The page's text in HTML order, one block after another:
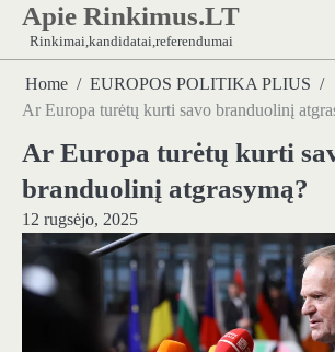
Skip
content
Apie Rinkimus.LT
Rinkimai,kandidatai,referendumai
Home
EUROPOS POLITIKA PLIUS
Ar Europa turėtų kurti savo branduolinį
Ar Europa turėtų kurti
branduolinį atgrasymą?
12 rugsėjo, 2025